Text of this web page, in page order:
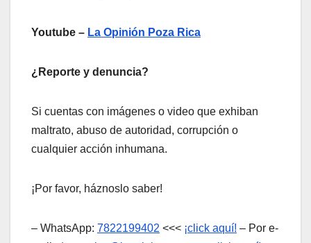
Youtube – La Opinión Poza Rica
¿Reporte y denuncia?
Si cuentas con imágenes o video que exhiban
maltrato, abuso de autoridad, corrupción o
cualquier acción inhumana.
¡Por favor, háznoslo saber!
– WhatsApp: 7822199402 <<< ¡click aquí! – Por e-